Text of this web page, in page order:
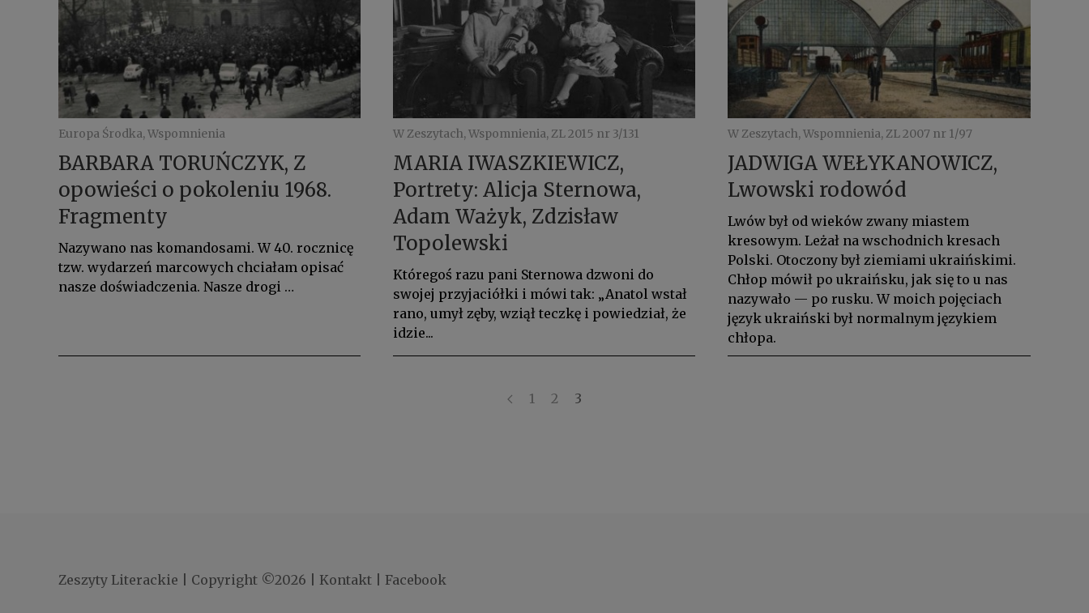
Europa Środka, Wspomnienia
BARBARA TORUŃCZYK, Z
opowieści o pokoleniu 1968.
Fragmenty
Nazywano nas komandosami. W 40. rocznicę
tzw. wydarzeń marcowych chciałam opisać
nasze doświadczenia. Nasze drogi …
W Zeszytach, Wspomnienia, ZL 2015 nr 3/131
MARIA IWASZKIEWICZ,
Portrety: Alicja Sternowa,
Adam Ważyk, Zdzisław
Topolewski
Któregoś razu pani Sternowa dzwoni do
swojej przyjaciółki i mówi tak: „Anatol wstał
rano, umył zęby, wziął teczkę i powiedział, że
idzie...
W Zeszytach, Wspomnienia, ZL 2007 nr 1/97
JADWIGA WEŁYKANOWICZ,
Lwowski rodowód
Lwów był od wieków zwany miastem
kresowym. Leżał na wschodnich kresach
Polski. Otoczony był ziemiami ukraińskimi.
Chłop mówił po ukraińsku, jak się to u nas
nazywało — po rusku. W moich pojęciach
język ukraiński był normalnym językiem
chłopa.
1 2 3
Zeszyty Literackie Copyright ©2026 Kontakt Facebook